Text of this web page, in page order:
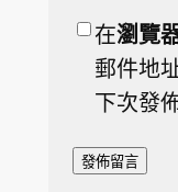
在瀏覽
郵件地
下次發